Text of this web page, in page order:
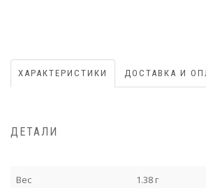
ХАРАКТЕРИСТИКИ ДОСТАВКА И
ДЕТАЛИ
Вес 1.38 г